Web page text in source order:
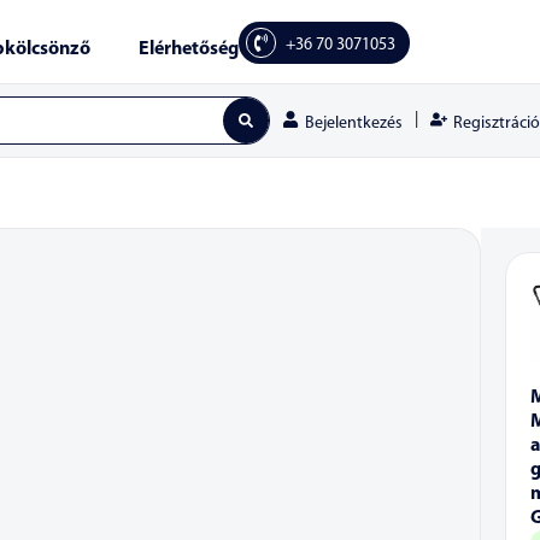
Elérhetőség +36 70 3071053
Bejelentkezés Regisztráció